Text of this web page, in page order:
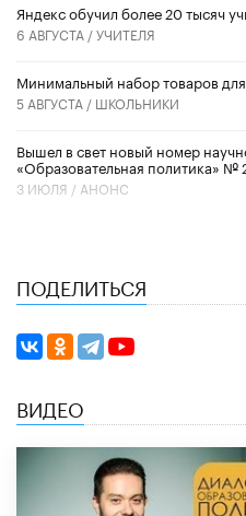
​Яндекс обучил более 20 тысяч
6 АВГУСТА /УЧИТЕЛЯ
Минимальный набор товаров
5 АВГУСТА / ШКОЛЬНИКИ
Вышел в свет новый номер
«Образовательная политика» №
3 ИЮЛЯ / АНОНС
ПОДЕЛИТЬСЯ
ВИДЕО